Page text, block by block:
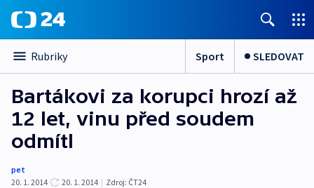
Rubriky Sport SLEDOVAT
Bartákovi za korupci hrozí až
12 let, vinu před soudem
odmítl
pet
20. 1. 2014
20. 1. 2014 | Zdroj: ČT24